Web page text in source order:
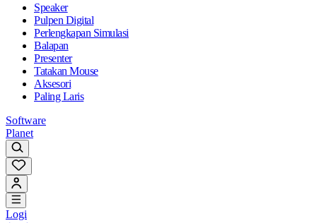
Speaker
Pulpen Digital
Perlengkapan Simulasi
Balapan
Presenter
Tatakan Mouse
Aksesori
Paling Laris
Software
Planet
Logi